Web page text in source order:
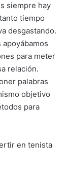
siempre hay
tiempo
desgastando.
para meter
relación.
palabras
objetivo
para
en tenista